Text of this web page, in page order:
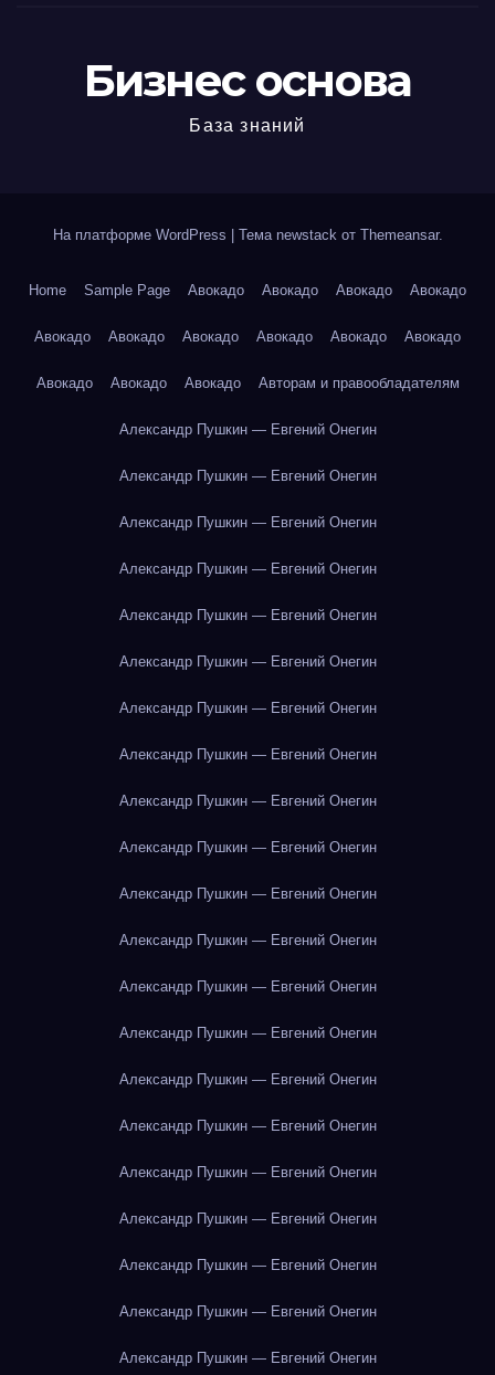
Бизнес основа
База знаний
На платформе WordPress Тема newstack от Themeansar.
Home Sample Page Авокадо Авокадо Авокадо Авокадо
Авокадо Авокадо Авокадо Авокадо Авокадо Авокадо
Авокадо Авокадо Авокадо Авторам и правообладателям
Александр Пушкин — Евгений Онегин
Александр Пушкин — Евгений Онегин
Александр Пушкин — Евгений Онегин
Александр Пушкин — Евгений Онегин
Александр Пушкин — Евгений Онегин
Александр Пушкин — Евгений Онегин
Александр Пушкин — Евгений Онегин
Александр Пушкин — Евгений Онегин
Александр Пушкин — Евгений Онегин
Александр Пушкин — Евгений Онегин
Александр Пушкин — Евгений Онегин
Александр Пушкин — Евгений Онегин
Александр Пушкин — Евгений Онегин
Александр Пушкин — Евгений Онегин
Александр Пушкин — Евгений Онегин
Александр Пушкин — Евгений Онегин
Александр Пушкин — Евгений Онегин
Александр Пушкин — Евгений Онегин
Александр Пушкин — Евгений Онегин
Александр Пушкин — Евгений Онегин
Александр Пушкин — Евгений Онегин